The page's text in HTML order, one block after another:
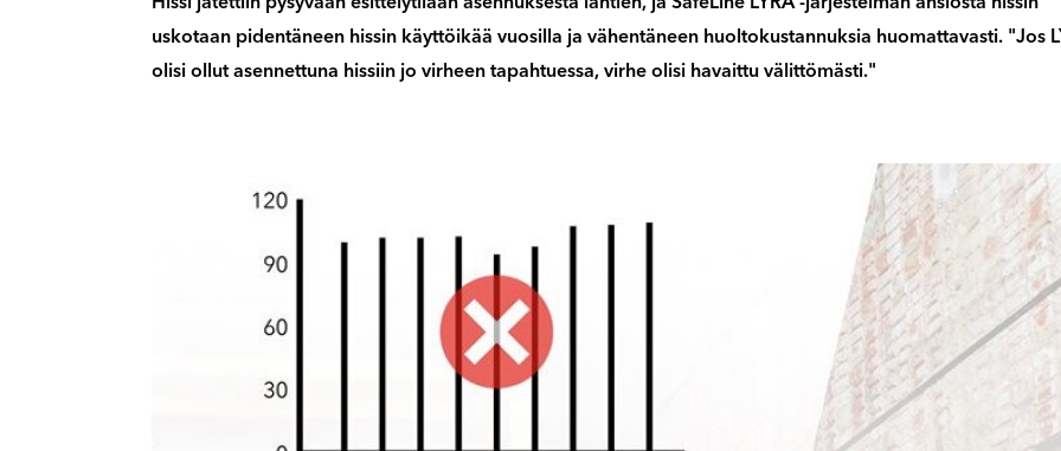
uskotaan pidentäneen hissin käyttöikää vuosilla ja vähentäneen huoltokustannuksia huomattavasti. "Jos
olisi ollut asennettuna hissiin jo virheen tapahtuessa, virhe olisi havaittu välittömästi."